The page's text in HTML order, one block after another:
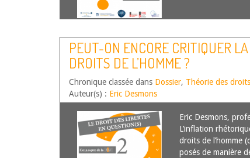
PEUT-ON ENCORE CRITIQUER
DROITS DE L’HOMME ?
Chronique classée dans Dossier, Théorie des
Auteur(s) : Eric Desmons
Eric Desmons,
L’inflation
droits de l’homme
posés de manière